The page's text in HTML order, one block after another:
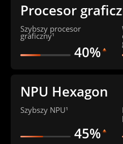
40%
Szybszy procesor
graficzny¹
Procesor
45%
Szybszy NPU¹
NPU Hexagon